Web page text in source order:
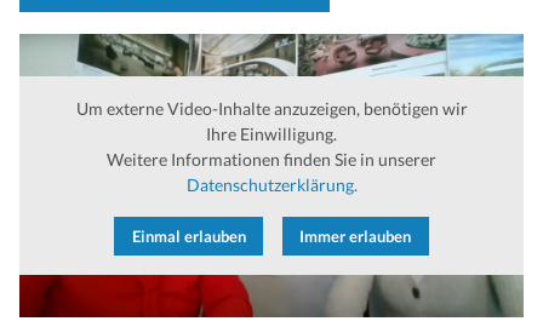
Um externe Video-Inhalte anzuzeigen, benötigen wir
Ihre Einwilligung.
Weitere Informationen finden Sie in unserer
Datenschutzerklärung.
Einmal erlauben Immer erlauben